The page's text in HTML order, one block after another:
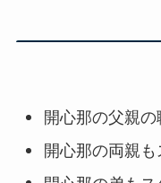
開心那の父親の
開心那の両親